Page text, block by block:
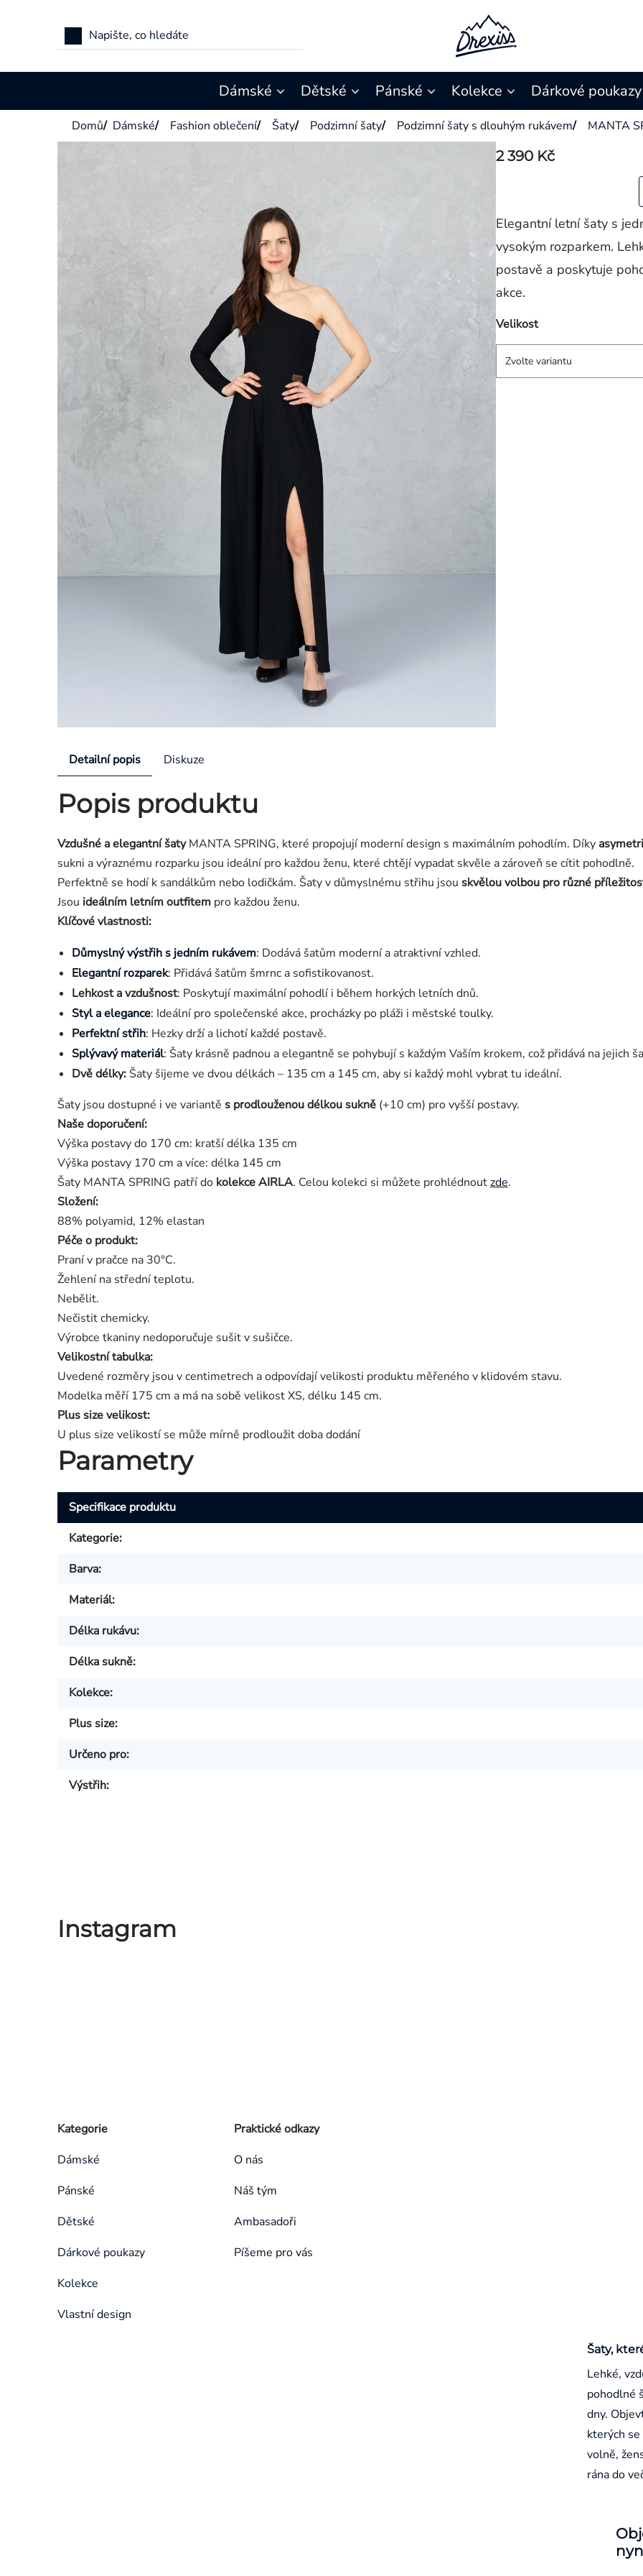
Dámské Dětské Pánské Kolekce Dárkové poukazy
Domů/ Dámské/ Fashion oblečení/ Šaty/ Podzimní šaty/ Podzimní šaty s dlouhým rukávem/ MANTA
2 390 Kč
Velikost
Elegantní letní šaty s
vysokým rozparkem.
postavě a poskytuje
akce.
Detailní popis Diskuze
Popis produktu
Vzdušné a elegantní šatyMANTA SPRING, které propojují moderní design s maximálním pohodlím. Díky
sukni a výraznému rozparku jsou ideální pro každou ženu, které chtějí vypadat skvěle a zároveň se cítit pohodlně.
Perfektně se hodí k sandálkům nebo lodičkám. Šaty v důmyslnému střihu jsou skvělou volbou pro různé
Jsou ideálním letním outfitem pro každou ženu.
Klíčové vlastnosti:
Důmyslný výstřih s jedním rukávem: Dodává šatům moderní a atraktivní vzhled.
Elegantní rozparek: Přidává šatům šmrnc a sofistikovanost.
Lehkost a vzdušnost: Poskytují maximální pohodlí i během horkých letních dnů.
Styl a elegance: Ideální pro společenské akce, procházky po pláži i městské toulky.
Perfektní střih: Hezky drží a lichotí každé postavě.
Splývavý materiál: Šaty krásně padnou a elegantně se pohybují s každým Vaším krokem, což přidává na jejich
Dvě délky: Šaty šijeme ve dvou délkách – 135 cm a 145 cm, aby si každý mohl vybrat tu ideální.
Šaty jsou dostupné i ve variantě s prodlouženou délkou sukně (+10 cm) pro vyšší postavy.
Naše doporučení:
Výška postavy do 170 cm: kratší délka 135 cm
Výška postavy 170 cm a více: délka 145 cm
Šaty MANTA SPRING patří do kolekce AIRLA. Celou kolekci si můžete prohlédnoutzde.
Složení:
88% polyamid, 12% elastan
Péče o produkt:
Praní v pračce na 30°C.
Žehlení na střední teplotu.
Nebělit.
Nečistit chemicky.
Výrobce tkaniny nedoporučuje sušit v sušičce.
Velikostní tabulka:
Uvedené rozměry jsou v centimetrech a odpovídají velikosti produktu měřeného v klidovém stavu.
Modelka měří 175 cm a má na sobě velikost XS, délku 145 cm.
Plus size velikost:
U plus size velikostí se může mírně prodloužit doba dodání
Parametry
Specifikace produktu
Kategorie:
Barva:
Materiál:
Délka rukávu:
Délka sukně:
Kolekce:
Plus size:
Určeno pro:
Výstřih:
Instagram
kategorie
Kategorie
Dámské
Pánské
Dětské
Dárkové poukazy
Kolekce
Vlastní design
Praktické odkazy
O nás
Náš tým
Ambasadoři
Píšeme pro vás
Šaty,
Lehké,
pohodlné
dny.
kterých
volně,
rána do